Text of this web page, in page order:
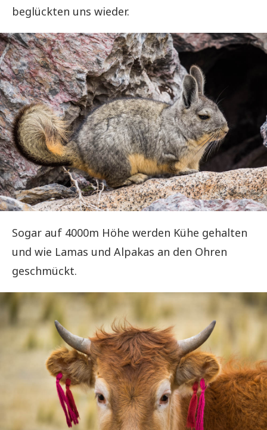
beglückten uns wieder.
Sogar auf 4000m Höhe werden Kühe gehalten
und wie Lamas und Alpakas an den Ohren
geschmückt.